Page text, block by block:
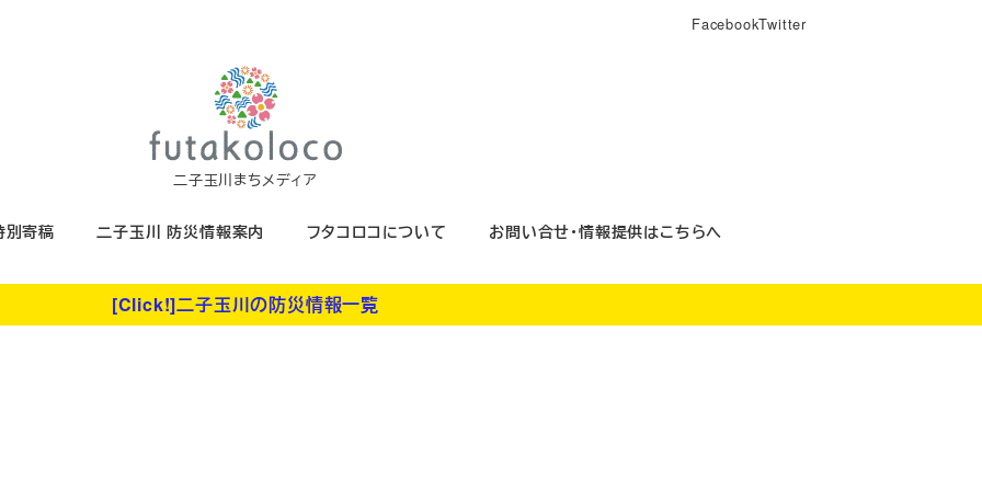
FacebookTwitter
二子玉川まちメディア
別寄稿 二子玉川 防災情報案内 フタコロコについて お問い合せ・情報提供はこちらへ
[Click!]二子玉川の防災情報一覧